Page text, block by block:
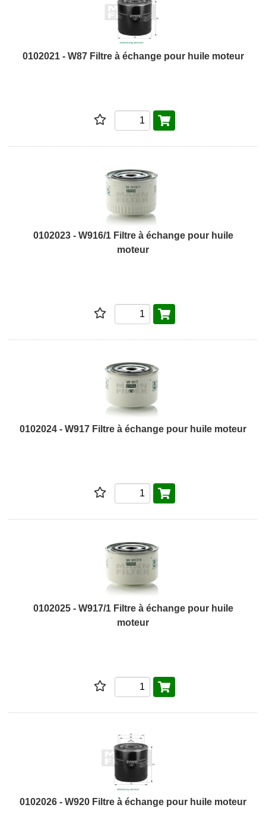
0102021 - W87 Filtre à échange pour huile moteur
0102023 - W916/1 Filtre à échange pour huile
moteur
0102024 - W917 Filtre à échange pour huile moteur
0102025 - W917/1 Filtre à échange pour huile
moteur
0102026 - W920 Filtre à échange pour huile moteur